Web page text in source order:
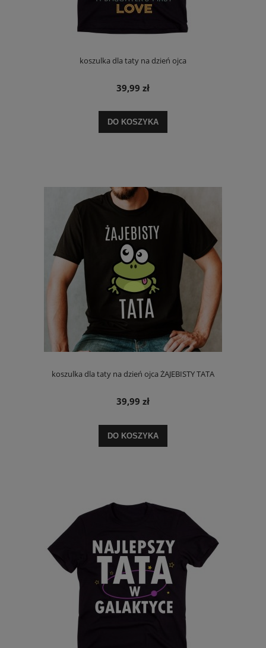
koszulka dla taty na dzień ojca
39,99 zł
DO KOSZYKA
koszulka dla taty na dzień ojca ŻAJEBISTY TATA
39,99 zł
DO KOSZYKA